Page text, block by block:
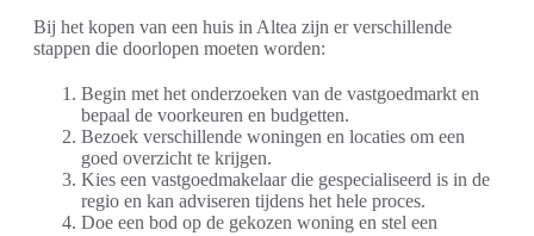
Bij het kopen van een huis in Altea zijn er verschillende
stappen die doorlopen moeten worden:
Begin met het onderzoeken van de vastgoedmarkt en
bepaal de voorkeuren en budgetten.
Bezoek verschillende woningen en locaties om een
goed overzicht te krijgen.
Kies een vastgoedmakelaar die gespecialiseerd is in de
regio en kan adviseren tijdens het hele proces.
Doe een bod op de gekozen woning en stel een